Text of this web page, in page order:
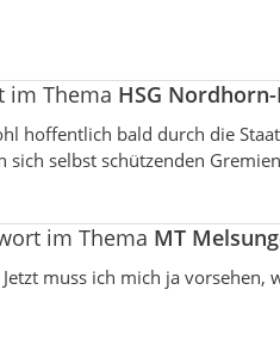
im Thema HSG
hoffentlich bald durch die
selbst schützenden
im Thema MT
muss ich mich ja vorsehen,